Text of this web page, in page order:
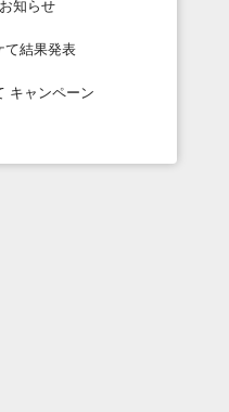
知らせ
て結果発表
キャンペーン